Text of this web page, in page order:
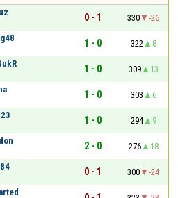
0 - 1 330
-26
1 - 0 322
8
1 - 0 309
13
1 - 0 303
6
1 - 0 294
9
2 - 0 276
18
0 - 1 300
-24